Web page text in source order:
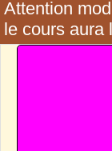
Attention
le cours